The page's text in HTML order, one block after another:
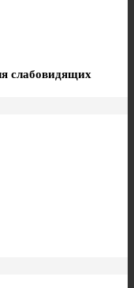
слабовидящих